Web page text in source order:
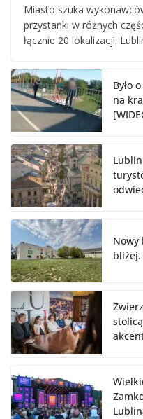
Miasto szuka
przystanki w różnych
łącznie 20 lokalizacji.
Było
na
Nowy